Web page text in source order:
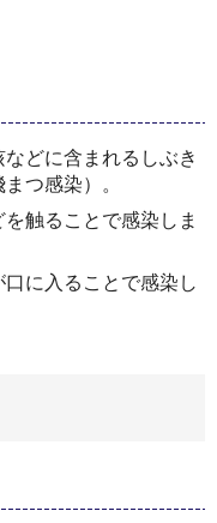
どに含まれるしぶき
つ感染）。
触ることで感染しま
に入ることで感染し